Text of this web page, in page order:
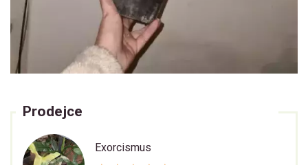
Prodejce
Exorcismus